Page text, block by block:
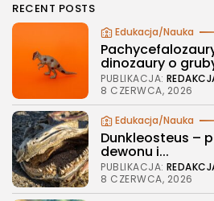
RECENT POSTS
Edukacja/Nauka
dinozaury o
PUBLIKACJA:
8 CZERWCA, 2026
Edukacja/Nauka
Dunkleosteus –
dewonu i...
PUBLIKACJA:
8 CZERWCA, 2026